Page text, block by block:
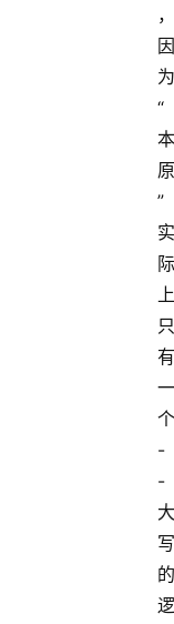
，
因
为
“
本
原
”
实
际
上
只
有
一
个
-
-
大
写
的
逻